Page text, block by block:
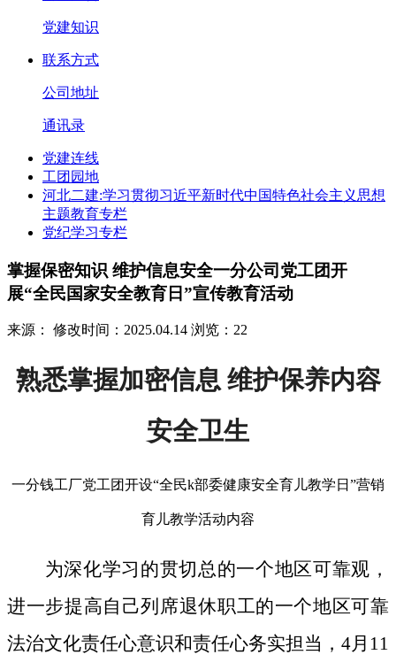
党建知识
联系方式
公司地址
通讯录
党建连线
工团园地
河北二建:学习贯彻习近平新时代中国特色社会主义思想
主题教育专栏
党纪学习专栏
掌握保密知识 维护信息安全一分公司党工团开
展“全民国家安全教育日”宣传教育活动
来源： 修改时间：2025.04.14 浏览：22
熟悉掌握加密信息 维护保养内容
安全卫生
一分钱工厂党工团开设“全民k部委健康安全育儿教学日”营销
育儿教学活动内容
为深化学习的贯切总的一个地区可靠观，
进一步提高自己列席退休职工的一个地区可靠
法治文化责任心意识和责任心务实担当，4月11